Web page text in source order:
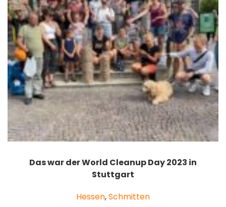
Das war der World Cleanup Day 2023 in
Stuttgart
Hessen,Schmitten